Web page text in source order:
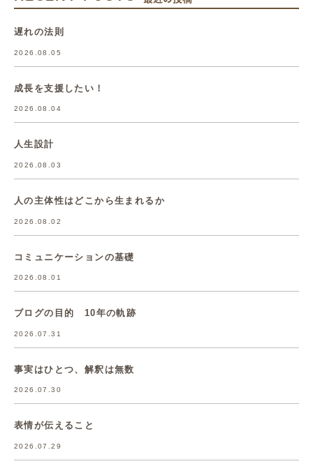
遅れの法則
2026.08.05
成長を支援したい！
2026.08.04
人生設計
2026.08.03
人の主体性はどこから生まれるか
2026.08.02
コミュニケーションの基礎
2026.08.01
ブログの目的 10年の軌跡
2026.07.31
事実はひとつ、解釈は無数
2026.07.30
表情が伝えること
2026.07.29